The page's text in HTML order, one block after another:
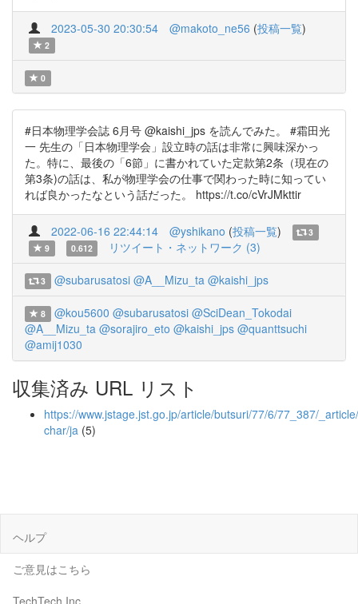
2023-05-30 20:30:54 @makoto_ne56 (投稿一覧)
2
0
#日本物理学会誌 6月号 @kaishi_jps を読んでみた。 #霜田光
一 先生の「日本物理学会」設立時の話は非常に興味深かっ
た。特に、最後の「6節」に書かれていた定款第2条（現在の
第3条)の話は、私が物理学会の仕事で関わった時に知ってい
れば良かったなという話だった。 https://t.co/cVrJMkttir
2022-06-16 22:44:14 @yshikano (投稿一覧)
3
9
0.612 リツイート・ネットワーク (3)
3 @subarusatosi @A__Mizu_ta @kaishi_jps
8 @kou5600 @subarusatosi @SciDean_Tokodai
@A__Mizu_ta @sorajiro_eto @kaishi_jps @quanttsuchi
@amij1030
収集済み URL リスト
https://www.jstage.jst.go.jp/article/butsuri/77/6/77_387/
char/ja (5)
ヘルプ
ご意見はこちら
TechTech Inc.